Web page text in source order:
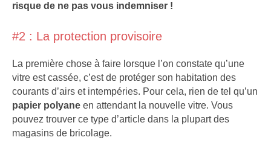
risque de ne pas vous indemniser !
#2 : La protection provisoire
La première chose à faire lorsque l’on constate qu’une
vitre est cassée, c’est de protéger son habitation des
courants d’airs et intempéries. Pour cela, rien de tel qu’un
papier polyane en attendant la nouvelle vitre. Vous
pouvez trouver ce type d’article dans la plupart des
magasins de bricolage.